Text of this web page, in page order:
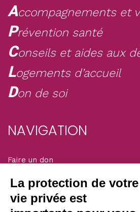
Accompagnements et
Prévention santé
Conseils et aides aux
Logements d’accueil
Don de soi
NAVIGATION
Faire un don
Solidarité magazine
La protection de votre
vie privée est